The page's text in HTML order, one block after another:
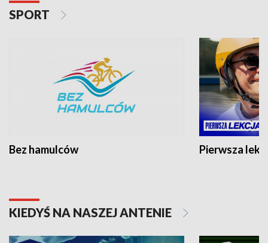
SPORT
Bez hamulców Pierwsza
KIEDYŚ NA NASZEJ ANTENIE